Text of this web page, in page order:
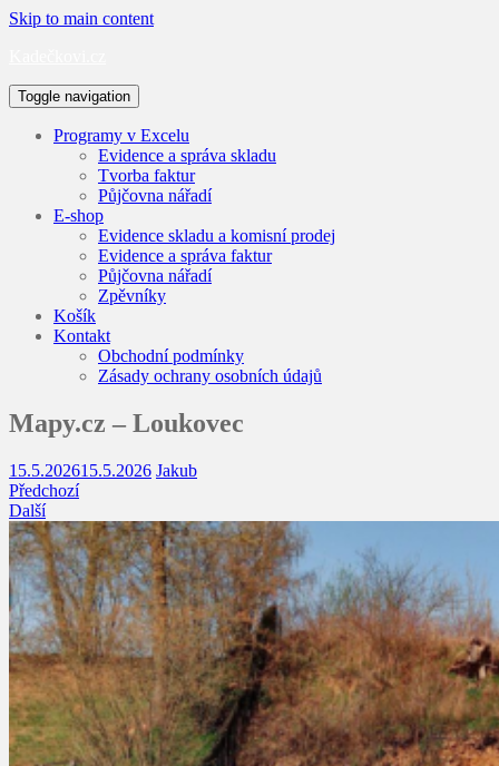
Skip to main content
Toggle navigation
Programy v Excelu
Evidence a správa skladu
Tvorba faktur
Půjčovna nářadí
E-shop
Evidence skladu a komisní prodej
Evidence a správa faktur
Půjčovna nářadí
Zpěvníky
Košík
Kontakt
Obchodní podmínky
Zásady ochrany osobních údajů
Mapy.cz – Loukovec
15.5.202615.5.2026 Jakub
Předchozí
Další